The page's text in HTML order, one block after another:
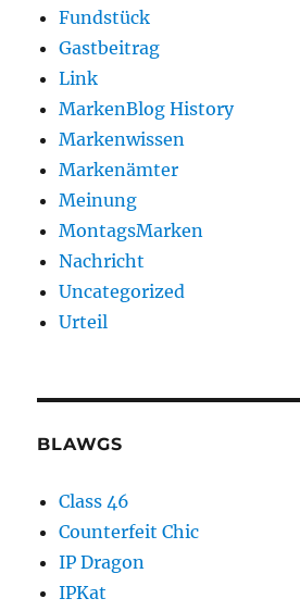
Fundstück
Gastbeitrag
Link
MarkenBlog History
Markenwissen
Markenämter
Meinung
MontagsMarken
Nachricht
Uncategorized
Urteil
BLAWGS
Class 46
Counterfeit Chic
IP Dragon
IPKat